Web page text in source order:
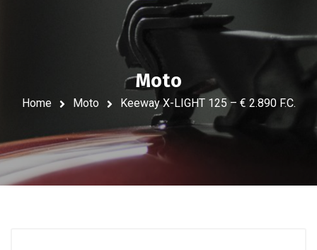
Moto
Home Moto Keeway X-LIGHT 125 – € 2.890 F.C.